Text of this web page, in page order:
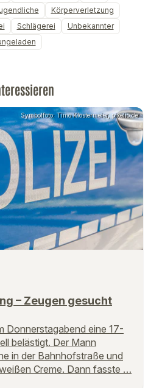
Körperverletzung
Schlägerei
Unbekannter
Symbolfoto: Timo Klostermeier, pixelio.de
– Zeugen gesucht
Donnerstagabend eine 17-
belästigt. Der Mann
in der Bahnhofstraße und
Creme. Dann fasste …